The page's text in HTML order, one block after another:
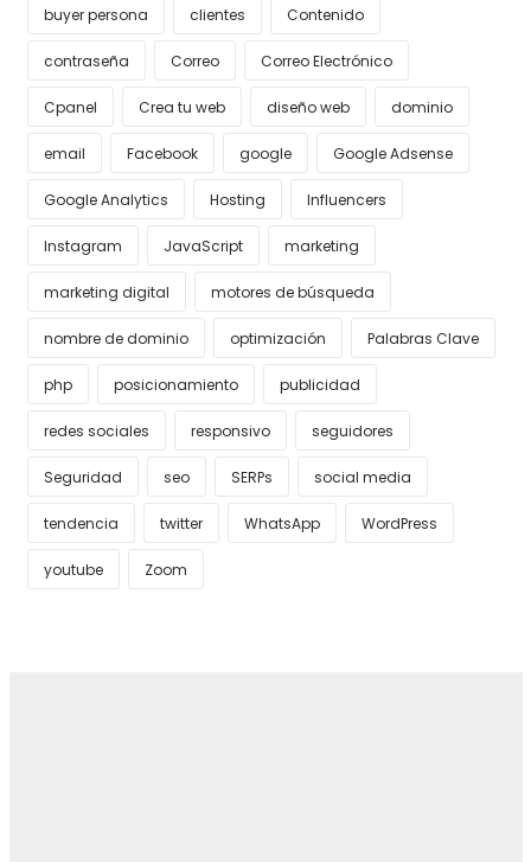
buyer persona clientes Contenido
contraseña Correo Correo Electrónico
Cpanel Crea tu web diseño web dominio
email Facebook google Google Adsense
Google Analytics Hosting Influencers
Instagram JavaScript marketing
marketing digital motores de búsqueda
nombre de dominio optimización Palabras Clave
php posicionamiento publicidad
redes sociales responsivo seguidores
Seguridad seo SERPs social media
tendencia twitter WhatsApp WordPress
youtube Zoom